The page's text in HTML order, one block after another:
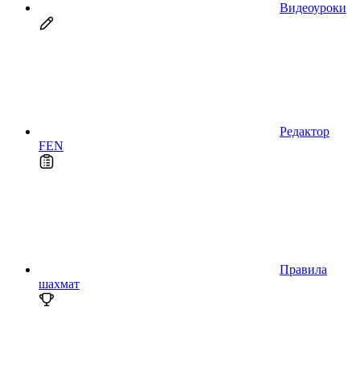
Видеоуроки
Редактор
FEN
Правила
шахмат